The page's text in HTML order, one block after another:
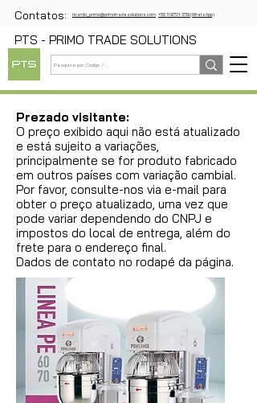
Contatos: ricardo_primo@primotradesolutions.com +55 11 97721-1739 (WhatsApp)
PTS - PRIMO TRADE SOLUTIONS
Prezado visitante:
O preço exibido aqui não está atualizado
e está sujeito a variações,
principalmente se for produto fabricado
em outros países com variação cambial.
Por favor, consulte-nos via e-mail para
obter o preço atualizado, uma vez que
pode variar dependendo do CNPJ e
impostos do local de entrega, além do
frete para o endereço final.
Dados de contato no rodapé da página.